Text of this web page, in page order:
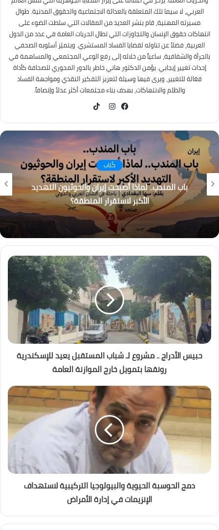
العربي، لا سيما تلك المتعلقة بالعدالة الاجتماعية والحقوق المدنية. طوال
مسيرته المهنية، قام بنشر العديد من المقالات التي سلطت الضوء على
انتهاكات حقوق الإنسان والتجاوزات التي تطال الحريات العامة في عدد من الدول
العربية، فضلاً عن تناوله لقضايا الفساد المستشري. ويتميّز أسلوبه الصحفي
بالجرأة والشفافية، ساعياً من خلاله إلى رفع الوعي المجتمعي والمساهمة في
إحداث تغيير إيجابي. يؤمن الدكتور هاني خاطر بالدور المحوري للصحافة كأداة
فعّالة للتغيير، ويرى فيها وسيلة لتعزيز التفكير النقدي ومواجهة الفساد
والظلم والانتهاكات، بهدف بناء مجتمعات أكثر عدلاً وإنصافاً.
كُتاب
باب المندب.. لماذا أصبحت إيران والحوثيون التهديد
الأكبر لاستقرار المنطقة؟
حبيس الأدراج .. مشروع لـ شباب المستقبل يعيد للإسكندرية
رونقها بتمويل خارج الموازنة العامة
دمج الحوسبة الحيوية والبيولوجيا التركيبية لاستهداف
الإنزيمات في إدارة الأمراض